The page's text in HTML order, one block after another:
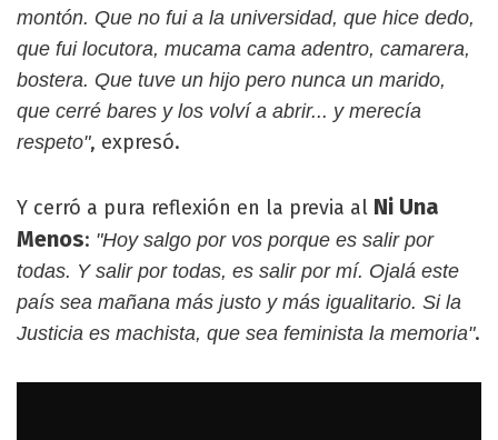
montón. Que no fui a la universidad, que hice dedo,
que fui locutora, mucama cama adentro, camarera,
bostera. Que tuve un hijo pero nunca un marido,
que cerré bares y los volví a abrir... y merecía
respeto", expresó.
Y cerró a pura reflexión en la previa al Ni Una
Menos: "Hoy salgo por vos porque es salir por
todas. Y salir por todas, es salir por mí. Ojalá este
país sea mañana más justo y más igualitario. Si la
Justicia es machista, que sea feminista la memoria".